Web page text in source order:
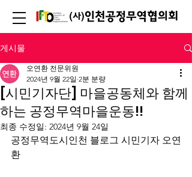
게시물
[시민기자단] 마을공동체와 함께
하는 공정무역마을운동!!
오연환 전문위원
2024년 9월 22일 2분 분량
최종 수정일: 2024년 9월 24일
공정무역도시인천 블로그 시민기자 오연
환